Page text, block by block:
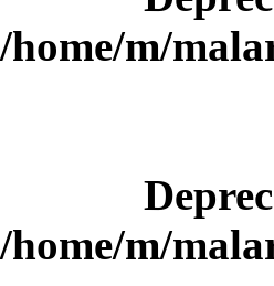
/home/m/
/home/m/